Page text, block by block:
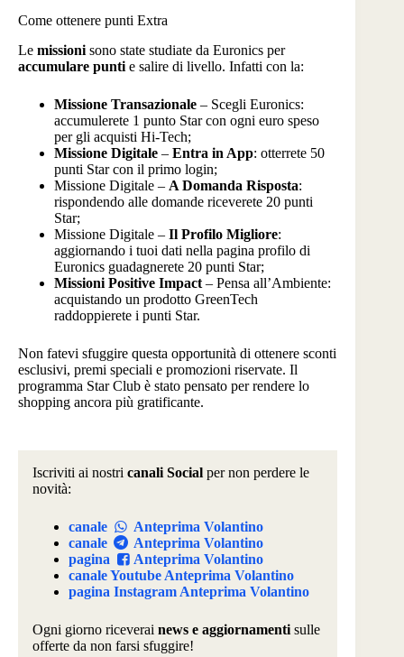
Come ottenere punti Extra
Le missioni sono state studiate da Euronics per
accumulare punti e salire di livello. Infatti con la:
Missione Transazionale – Scegli Euronics:
accumulerete 1 punto Star con ogni euro speso
per gli acquisti Hi-Tech;
Missione Digitale – Entra in App: otterrete 50
punti Star con il primo login;
Missione Digitale – A Domanda Risposta:
rispondendo alle domande riceverete 20 punti
Star;
Missione Digitale – Il Profilo Migliore:
aggiornando i tuoi dati nella pagina profilo di
Euronics guadagnerete 20 punti Star;
Missioni Positive Impact – Pensa all’Ambiente:
acquistando un prodotto GreenTech
raddoppierete i punti Star.
Non fatevi sfuggire questa opportunità di ottenere sconti
esclusivi, premi speciali e promozioni riservate. Il
programma Star Club è stato pensato per rendere lo
shopping ancora più gratificante.
Iscriviti ai nostri canali Social per non perdere le
novità:
canale
Anteprima Volantino
canale
Anteprima Volantino
pagina
Anteprima Volantino
canale Youtube Anteprima Volantino
pagina Instagram Anteprima Volantino
Ogni giorno riceverai news e aggiornamenti sulle
offerte da non farsi sfuggire!